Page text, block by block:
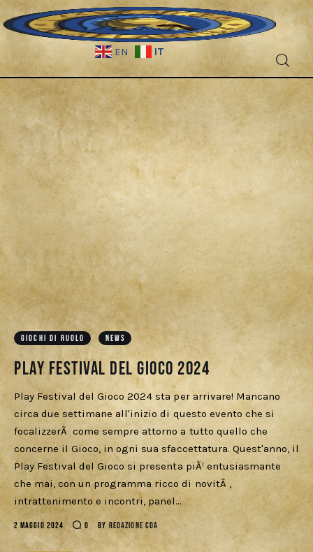
EN IT
Fantascienza
Fantasy
Games
Recensioni
Libri e fumetti
Cercatori
Download
GIOCHI DI RUOLO NEWS
Play Festival del Gioco 2024
Play Festival del Gioco 2024 sta per arrivare! Mancano
circa due settimane all'inizio di questo evento che si
focalizzerÃ come sempre attorno a tutto quello che
concerne il Gioco, in ogni sua sfaccettatura. Quest'anno, il
Play Festival del Gioco si presenta piÃ¹ entusiasmante
che mai, con un programma ricco di novitÃ ,
intrattenimento e incontri, panel…
2 MAGGIO 2024 0 BY REDAZIONE CDA